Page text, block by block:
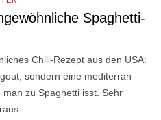
Spaghetti-
Chili-Rezept aus den USA:
sondern eine mediterran
zu Spaghetti isst. Sehr